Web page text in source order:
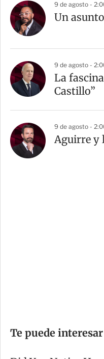
9 de agosto -
Un
9 de agosto -
La
Castillo”
9 de agosto -
Aguirre y